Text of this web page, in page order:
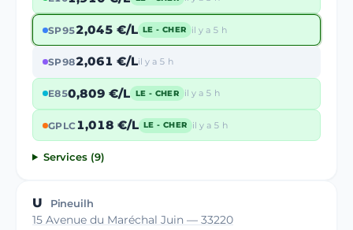
SP952,045 €/L LE - CHER il y a 5 h
SP982,061 €/Lil y a 5 h
E850,809 €/L LE - CHER il y a 5 h
GPLC1,018 €/L LE - CHER il y a 5 h
Services (9)
U Pineuilh
15 Avenue du Maréchal Juin — 33220